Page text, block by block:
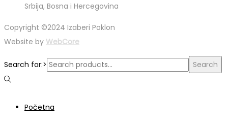
Srbija, Bosna i Hercegovina
Copyright ©2024 Izaberi Poklon
Website by WebCore
Search for:> Search
Početna